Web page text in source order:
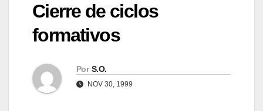
Cierre de ciclos
formativos
Por S.O.
NOV 30, 1999